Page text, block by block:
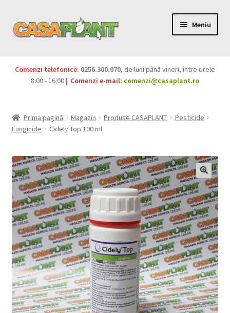
Meniu
Pesticide
copil
Produse BIO
Igienă publică
Casa și grădina
Extinde
meniul
copil
Sere și solarii
Extinde
meniul
copil
Comenzi telefonice: 0256.300.070, de luni până vineri, între orele
8:00 - 16:00 || Comenzi e-mail: comenzi@casaplant.ro
Prima pagină Magazin Produse CASAPLANT
Pesticide
Fungicide
Cidely Top 100 ml